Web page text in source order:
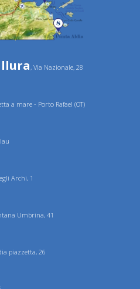
, Via Nazionale, 28
a mare - Porto Rafael (OT)
Archi, 1
Umbrina, 41
piazzetta, 26